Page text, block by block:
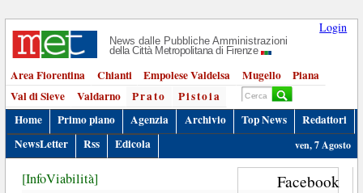
Login
News dalle Pubbliche Amministrazioni
della Città Metropolitana di Firenze
Area Fiorentina Chianti Empolese Valdelsa Mugello
Piana
Val di Sieve
Valdarno Prato
Pistoia
Home
Primo piano Agenzia Archivio Top News
Redattori
NewsLetter
Rss Edicola ven, 7 Agosto
Facebook
[InfoViabilità]